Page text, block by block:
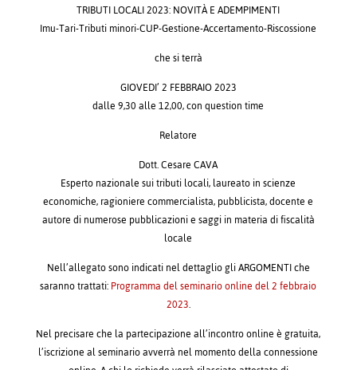
TRIBUTI LOCALI 2023: NOVITÀ E ADEMPIMENTI
Imu-Tari-Tributi minori-CUP-Gestione-Accertamento-Riscossione
che si terrà
GIOVEDI’ 2 FEBBRAIO 2023
dalle 9,30 alle 12,00, con question time
Relatore
Dott. Cesare CAVA
Esperto nazionale sui tributi locali, laureato in scienze
economiche, ragioniere commercialista, pubblicista, docente e
autore di numerose pubblicazioni e saggi in materia di fiscalità
locale
Nell’allegato sono indicati nel dettaglio gli ARGOMENTI che
saranno trattati:Programma del seminario online del 2 febbraio
2023.
Nel precisare che la partecipazione all’incontro online è gratuita,
l’iscrizione al seminario avverrà nel momento della connessione